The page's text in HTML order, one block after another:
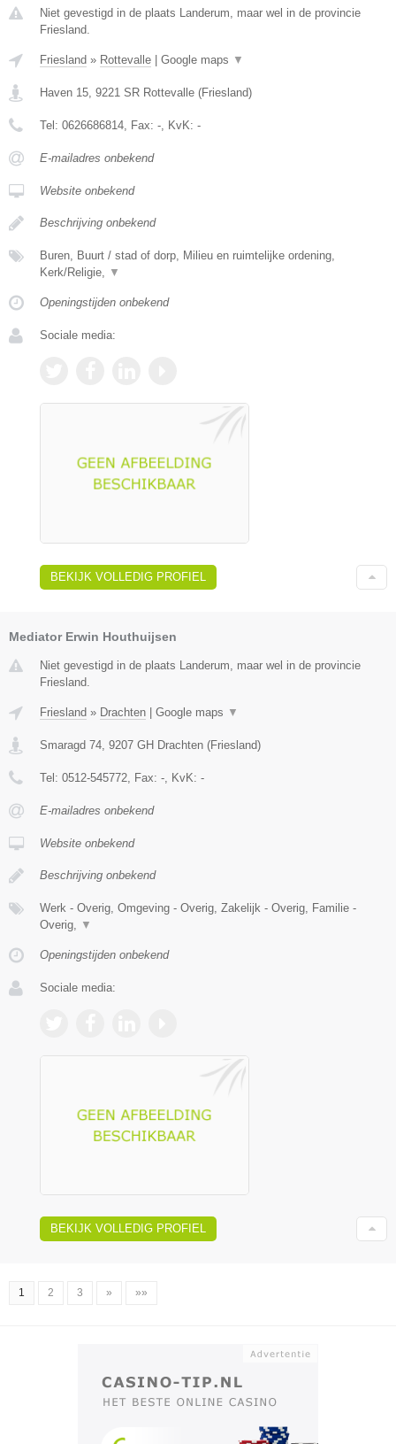
Niet gevestigd in de plaats Landerum, maar wel in de provincie
Friesland.
Friesland » Rottevalle Google maps ▼
Haven 15, 9221 SR Rottevalle (Friesland)
Tel: 0626686814, Fax: -, KvK: -
E-mailadres onbekend
Website onbekend
Beschrijving onbekend
Buren, Buurt / stad of dorp, Milieu en ruimtelijke ordening,
Kerk/Religie, ▼
Openingstijden onbekend
Sociale media:
BEKIJK VOLLEDIG PROFIEL
Mediator Erwin Houthuijsen
Niet gevestigd in de plaats Landerum, maar wel in de provincie
Friesland.
Friesland » Drachten Google maps ▼
Smaragd 74 9207 GH Drachten (Friesland)
Tel: 0512-545772 , Fax: - , KvK: -
E-mailadres onbekend
Website onbekend
Beschrijving onbekend
Werk - Overig, Omgeving - Overig, Zakelijk - Overig, Familie -
Overig,
▼
Openingstijden onbekend
Sociale media:
BEKIJK VOLLEDIG PROFIEL
1 2 3 » »»